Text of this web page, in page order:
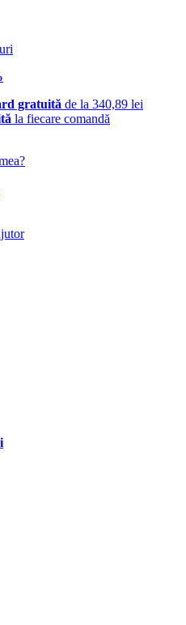
gratuită de la 340,89 lei
la fiecare comandă